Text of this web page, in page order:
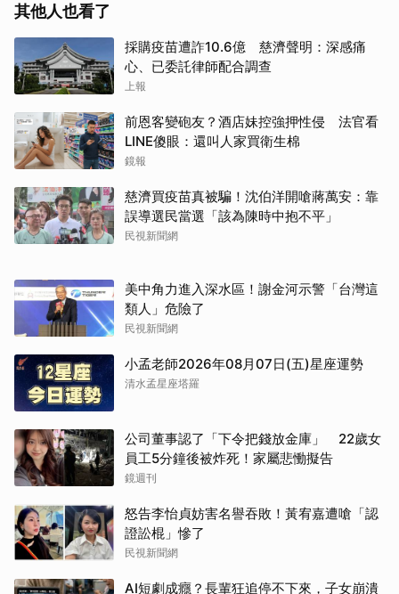
其他人也看了
採購疫苗遭詐10.6億 慈濟聲明：深感痛
心、已委託律師配合調查
上報
前恩客變砲友？酒店妹控強押性侵 法官看
LINE傻眼：還叫人家買衛生棉
鏡報
慈濟買疫苗真被騙！沈伯洋開嗆蔣萬安：靠
誤導選民當選「該為陳時中抱不平」
民視新聞網
美中角力進入深水區！謝金河示警「台灣這
類人」危險了
民視新聞網
小孟老師2026年08月07日(五)星座運勢
清水孟星座塔羅
公司董事認了「下令把錢放金庫」 22歲女
員工5分鐘後被炸死！家屬悲慟擬告
鏡週刊
怒告李怡貞妨害名譽吞敗！黃宥嘉遭嗆「認
證訟棍」慘了
民視新聞網
AI短劇成癮？長輩狂追停不下來，子女崩潰